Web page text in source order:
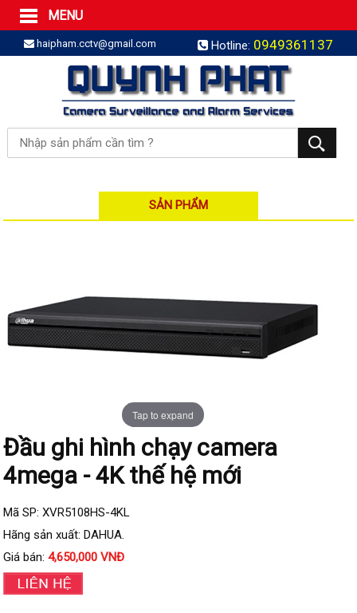
MENU
Trang Chủ
Sản phẩm
SẢN PHẨM TRỌN GÓI
LẮP BÁO TRỘM TRỌN GÓI
LẮP CAMERA TRỌN GÓI
Camera IP
Camera IP KBVISION
Camera IP HIKVISION
Đầu ghi IP | NVR
Đầu ghi IP HIKVISION
Đầu ghi IP Visionhitech
Camera Analog
Camera Dahua
Camera Visionhitech
Camera KBVISION
haipham.cctv@gmail.com Hotline: 0949361137
SẢN PHẨM
Tap to expand
Đầu ghi hình chạy camera
4mega - 4K thế hệ mới
Mã SP: XVR5108HS-4KL
Hãng sản xuất: DAHUA.
Giá bán:4,650,000 VNĐ